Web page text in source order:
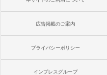
広告掲載のご案内
プライバシーポリシー
インプレスグループ